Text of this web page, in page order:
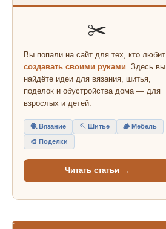
✂️
Вы попали на сайт для тех, кто любит
создавать своими руками. Здесь вы
найдёте идеи для вязания, шитья,
поделок и обустройства дома — для
взрослых и детей.
🧶 Вязание 🪡 Шитьё 🪵 Мебель
🎨 Поделки
Читать статьи →